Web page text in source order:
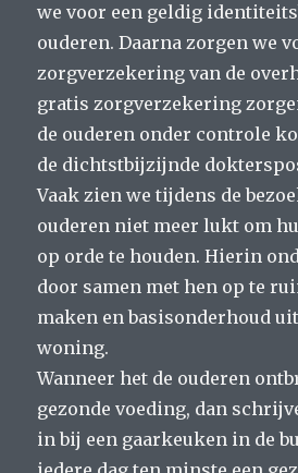
we voor een geldig
ouderen. Daarna zorgen we
zorgverzekering van de
gratis zorgverzekering
de ouderen onder controle
de dichtstbijzijnde
Vaak zien we tijdens de
ouderen niet meer lukt om
op orde te houden. Hierin
door samen met hen op te
maken en basisonderhoud
woning.
Wanneer het de ouderen
gezonde voeding, dan
in bij een gaarkeuken in de